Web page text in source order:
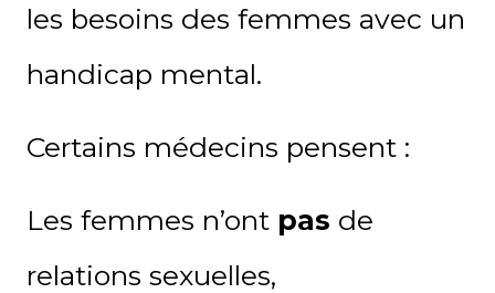
les besoins des femmes avec un
handicap mental.
Certains médecins pensent :
Les femmes n’ont pas de
relations sexuelles,